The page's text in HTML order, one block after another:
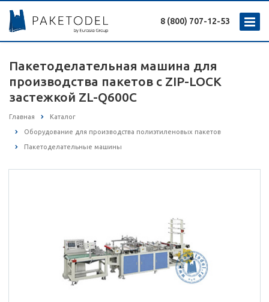
8 (800) 707-12-53
Пакетоделательная машина для
производства пакетов с ZIP-LOCK
застежкой ZL-Q600С
Главная Каталог
Оборудование для производства полиэтиленовых пакетов
Пакетоделательные машины